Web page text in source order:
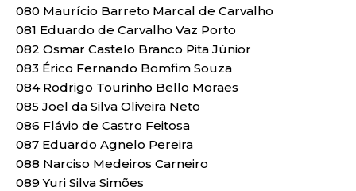
080 Maurício Barreto Marcal de Carvalho
081 Eduardo de Carvalho Vaz Porto
082 Osmar Castelo Branco Pita Júnior
083 Érico Fernando Bomfim Souza
084 Rodrigo Tourinho Bello Moraes
085 Joel da Silva Oliveira Neto
086 Flávio de Castro Feitosa
087 Eduardo Agnelo Pereira
088 Narciso Medeiros Carneiro
089 Yuri Silva Simões